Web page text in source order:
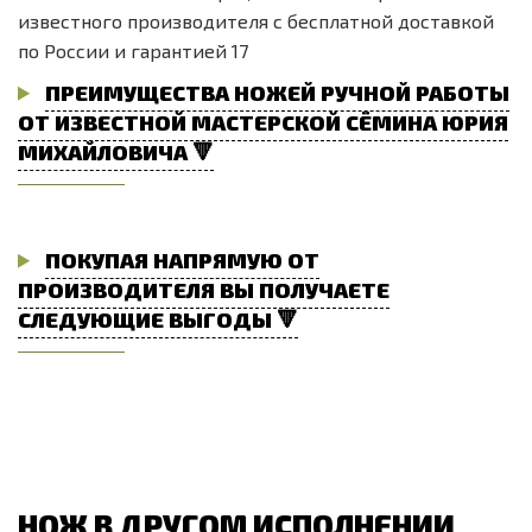
известного производителя с бесплатной доставкой
по России и гарантией 17
ПРЕИМУЩЕСТВА НОЖЕЙ РУЧНОЙ РАБОТЫ
ОТ ИЗВЕСТНОЙ МАСТЕРСКОЙ СЁМИНА ЮРИЯ
МИХАЙЛОВИЧА 🔻
ПОКУПАЯ НАПРЯМУЮ ОТ
ПРОИЗВОДИТЕЛЯ ВЫ ПОЛУЧАЕТЕ
СЛЕДУЮЩИЕ ВЫГОДЫ 🔻
НОЖ В ДРУГОМ ИСПОЛНЕНИИ